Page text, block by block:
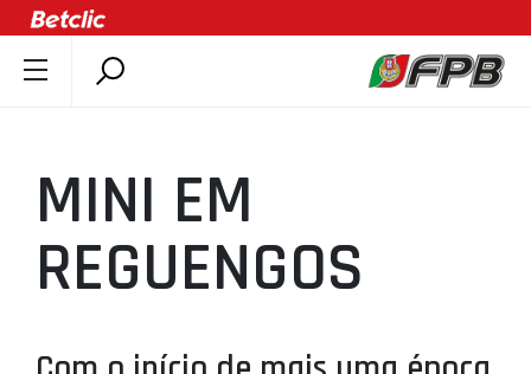
ÚLTIMAS
COMPETIÇÕES
ASSOCIAÇÕES
AGENTES
MINI EM
REGUENGOS